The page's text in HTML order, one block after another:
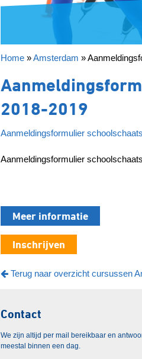
Home »Amsterdam »
2018-2019
Aanmeldingsformulier
Aanmeldingsformulier
Meer informatie
Inschrijven
Terug naar overzicht cursussen
Contact
We zijn altijd per mail bereikbaar en
meestal binnen een dag.